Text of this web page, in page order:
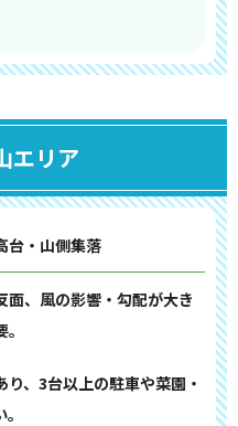
エリア
台・山側集落
面、風の影響・勾配が大き
り、3台以上の駐車や菜園・